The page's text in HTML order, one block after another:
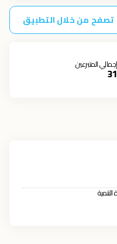
تصفح من خلال التطبيق
إجمالي المتبرعين
31